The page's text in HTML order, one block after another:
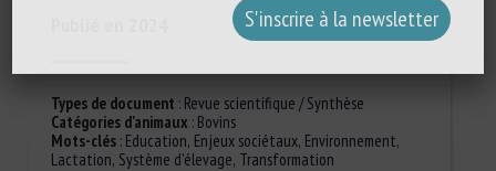
Types de document : Revue scientifique / Synthèse
Catégories d'animaux : Bovins
Mots-clés: Education, Enjeux sociétaux, Environnement,
Lactation, Système d'élevage, Transformation